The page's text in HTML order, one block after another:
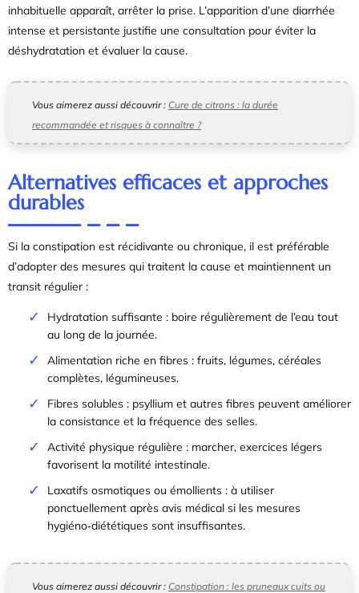
inhabituelle apparaît, arrêter la prise. L’apparition d’une diarrhée
intense et persistante justifie une consultation pour éviter la
déshydratation et évaluer la cause.
Vous aimerez aussi découvrir : Cure de citrons : la durée
recommandée et risques à connaître ?
Alternatives efficaces et approches
durables
Si la constipation est récidivante ou chronique, il est préférable
d’adopter des mesures qui traitent la cause et maintiennent un
transit régulier :
Hydratation suffisante : boire régulièrement de l’eau tout
au long de la journée.
Alimentation riche en fibres : fruits, légumes, céréales
complètes, légumineuses.
Fibres solubles : psyllium et autres fibres peuvent améliorer
la consistance et la fréquence des selles.
Activité physique régulière : marcher, exercices légers
favorisent la motilité intestinale.
Laxatifs osmotiques ou émollients : à utiliser
ponctuellement après avis médical si les mesures
hygiéno‑diététiques sont insuffisantes.
Vous aimerez aussi découvrir : Constipation : les pruneaux cuits ou